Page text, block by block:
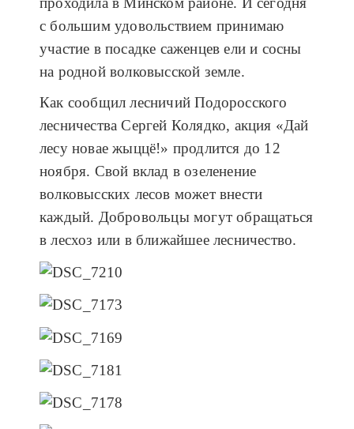
с большим удовольствием принимаю
участие в посадке саженцев ели и сосны
на родной волковысской земле.
Как сообщил лесничий Подоросского
лесничества Сергей Колядко, акция «Дай
лесу новае жыццё!» продлится до 12
ноября. Свой вклад в озеленение
волковысских лесов может внести
каждый. Добровольцы могут обращаться
в лесхоз или в ближайшее лесничество.